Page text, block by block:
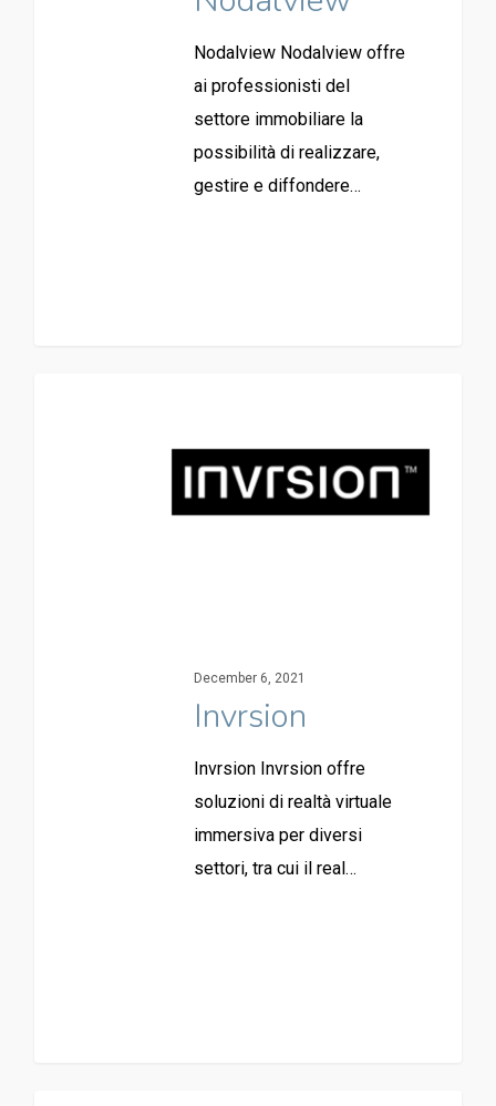
Nodalview Nodalview offre
ai professionisti del
settore immobiliare la
possibilità di realizzare,
gestire e diffondere…
December 6, 2021
Invrsion
Invrsion Invrsion offre
soluzioni di realtà virtuale
immersiva per diversi
settori, tra cui il real…